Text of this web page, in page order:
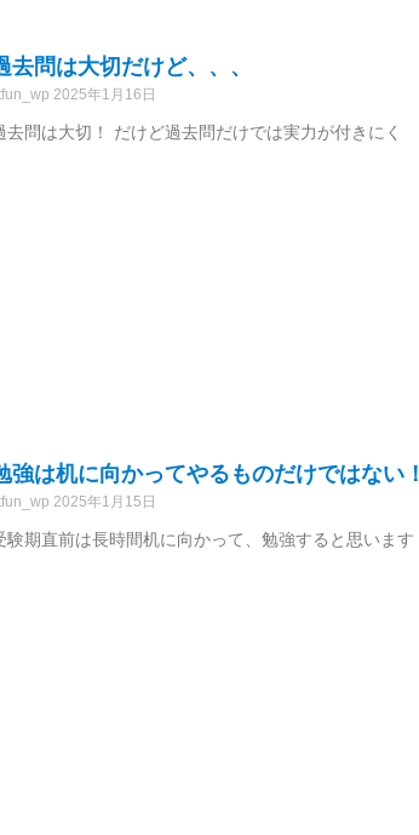
去問は大切だけど、、、
2025年1月16日
去問は大切！ だけど過去問だけでは実力が付きにく
強は机に向かってやるものだけではない！
2025年1月15日
験期直前は長時間机に向かって、勉強すると思います